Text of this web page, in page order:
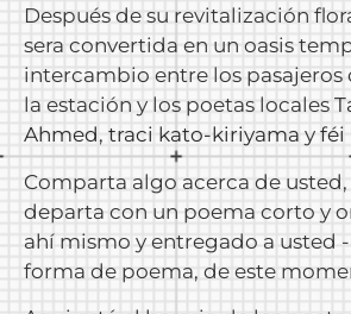
Después de su revitalización
sera convertida en un oasis
intercambio entre los pasajeros
la estación y los poetas locales
Ahmed, traci kato-kiriyama y féi
Comparta algo acerca de
departa con un poema corto y
ahí mismo y entregado a usted
forma de poema, de este